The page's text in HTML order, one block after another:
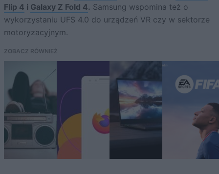
Flip 4 i Galaxy Z Fold 4. Samsung wspomina też o
wykorzystaniu UFS 4.0 do urządzeń VR czy w sektorze
motoryzacyjnym.
ZOBACZ RÓWNIEŻ